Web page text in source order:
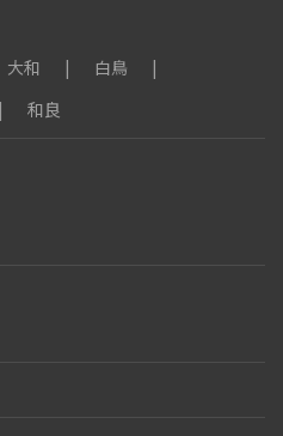
大和
白鳥
和良